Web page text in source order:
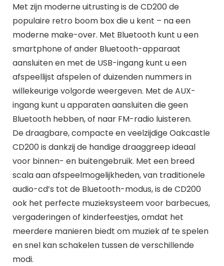
Met zijn moderne uitrusting is de CD200 de
populaire retro boom box die u kent – na een
moderne make-over. Met Bluetooth kunt u een
smartphone of ander Bluetooth-apparaat
aansluiten en met de USB-ingang kunt u een
afspeellijst afspelen of duizenden nummers in
willekeurige volgorde weergeven. Met de AUX-
ingang kunt u apparaten aansluiten die geen
Bluetooth hebben, of naar FM-radio luisteren.
De draagbare, compacte en veelzijdige Oakcastle
CD200 is dankzij de handige draaggreep ideaal
voor binnen- en buitengebruik. Met een breed
scala aan afspeelmogelijkheden, van traditionele
audio-cd’s tot de Bluetooth-modus, is de CD200
ook het perfecte muzieksysteem voor barbecues,
vergaderingen of kinderfeestjes, omdat het
meerdere manieren biedt om muziek af te spelen
en snel kan schakelen tussen de verschillende
modi.